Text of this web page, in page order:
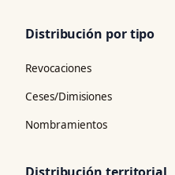
Distribución por tipo
Revocaciones
Ceses/Dimisiones
Nombramientos